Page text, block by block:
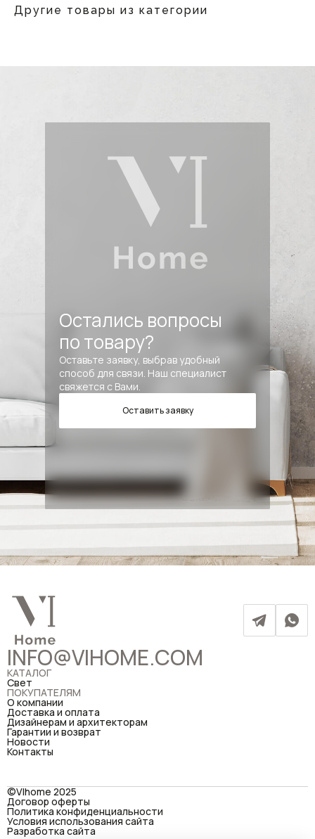
Другие товары из категории
Остались вопросы
по товару?
Оставьте заявку, выбрав удобный
способ для связи. Наш специалист
свяжется с Вами.
Оставить заявку
INFO@VIHOME.COM
КАТАЛОГ
Свет
ПОКУПАТЕЛЯМ
О компании
Доставка и оплата
Дизайнерам и архитекторам
Гарантии и возврат
Новости
Контакты
©VIhome 2025
Договор оферты
Политика конфиденциальности
Условия использования сайта
Разработка сайта